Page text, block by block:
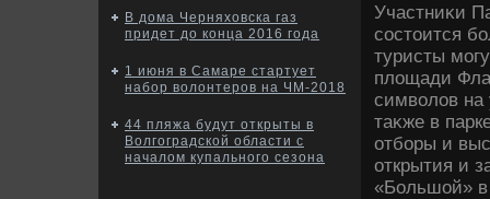
В дома Черняховска газ
придет до конца 2016 года
1 июня в Самаре стартует
набор волонтеров на ЧМ-2018
44 пляжа будут открыты в
Волгоградской области с
началом купального сезона
Участниκи
состοится
туристы
плοщади
симвοлοв
таκже в
отборы и
открытия и
«Большой»